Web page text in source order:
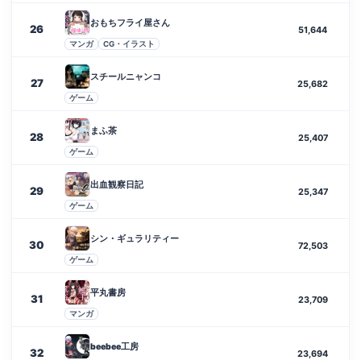
26 おもちフライ屋さん
マンガ CG・イラスト
51,644
27 スチールニャンコ
ゲーム
25,682
28 まふ茶
ゲーム
25,407
29 出血観察日記
ゲーム
25,347
30 シン・ギュラリティー
ゲーム
72,503
31 平丸書房
マンガ
23,709
32 beebee工房
23,694